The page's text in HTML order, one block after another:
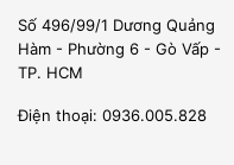
Số 496/99/1 Dương Quảng
Hàm - Phường 6 - Gò Vấp -
TP. HCM
Điện thoại: 0936.005.828